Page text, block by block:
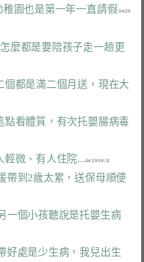
稚園也是第一年一直請假 04/29
麼都是要陪孩子走一趟更
個都是滿二個月送，現在大
點看體質，有次托嬰腸病毒
輕微、有人住院...
帶到2歲太累，送保母順便
一個小孩聽說是托嬰生病
好處是少生病，我兒出生